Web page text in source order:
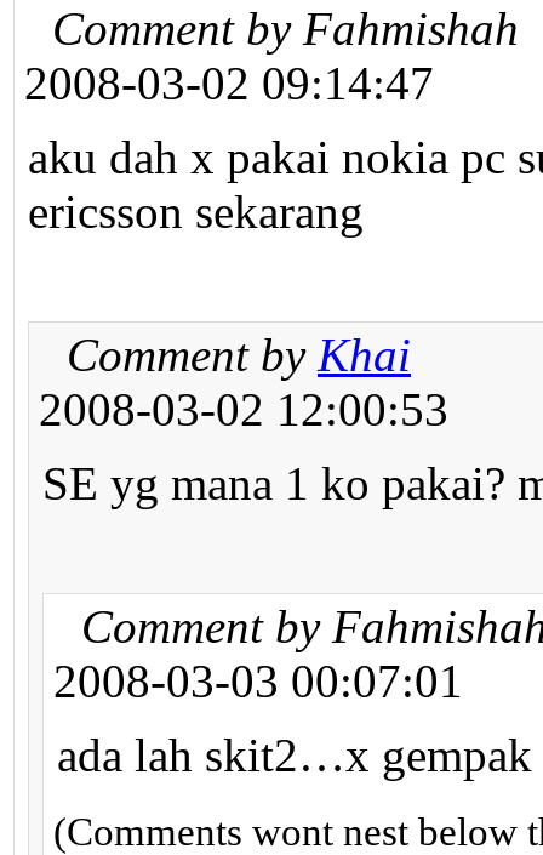
Comment by Fahmishah
2008-03-02 09:14:47
aku dah x pakai nokia pc
ericsson sekarang
Comment by Khai
2008-03-02 12:00:53
SE yg mana 1 ko pakai?
Comment by
2008-03-03 00:07:01
ada lah skit2…x
(Comments wont nest below